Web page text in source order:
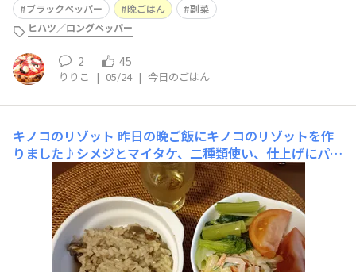
ブラックペッパー
晩ごはん
副菜
ヒハツ／ロングペッパー
2 45
りりこ | 05/24 | 今日のごはん
キノコのリゾット 昨日の晩ご飯にキノコのリゾットを作
りました♪シメジとマイタケ、二種類使い、仕上げにパル
メザンチーズとローズマリーを加えて味わい深いリゾット
ができました♪